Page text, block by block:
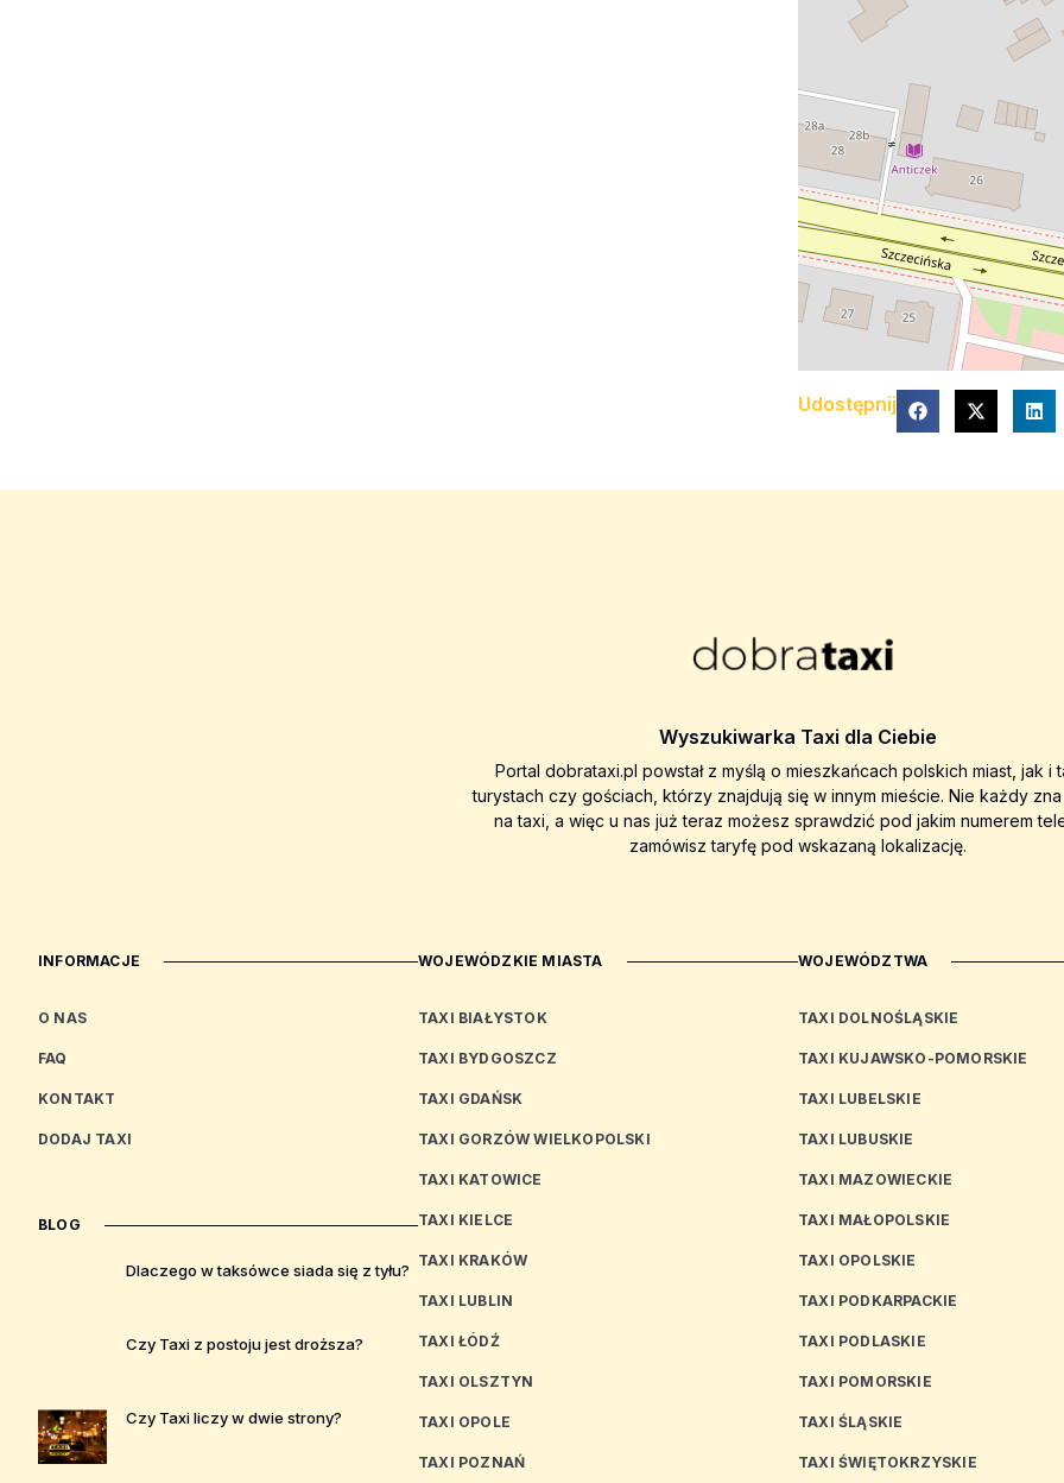
Udostępnij
Wyszukiwarka Taxi dla Ciebie
Portal dobrataxi.pl powstał z myślą o mieszkańcach polskich miast, jak i
turystach czy gościach, którzy znajdują się w innym mieście. Nie każdy
na taxi, a więc u nas już teraz możesz sprawdzić pod jakim numerem
zamówisz taryfę pod wskazaną lokalizację.
INFORMACJE
O NAS
FAQ
KONTAKT
DODAJ TAXI
BLOG
Dlaczego w taksówce siada się z tyłu?
Czy Taxi z postoju jest droższa?
Czy Taxi liczy w dwie strony?
WOJEWÓDZKIE MIASTA
TAXI BIAŁYSTOK
TAXI BYDGOSZCZ
TAXI GDAŃSK
TAXI GORZÓW WIELKOPOLSKI
TAXI KATOWICE
TAXI KIELCE
TAXI KRAKÓW
TAXI LUBLIN
TAXI ŁÓDŹ
TAXI OLSZTYN
TAXI OPOLE
TAXI POZNAŃ
WOJEWÓDZTWA
TAXI DOLNOŚLĄSKIE
TAXI KUJAWSKO-POMORSKIE
TAXI LUBELSKIE
TAXI LUBUSKIE
TAXI MAZOWIECKIE
TAXI MAŁOPOLSKIE
TAXI OPOLSKIE
TAXI PODKARPACKIE
TAXI PODLASKIE
TAXI POMORSKIE
TAXI ŚLĄSKIE
TAXI ŚWIĘTOKRZYSKIE